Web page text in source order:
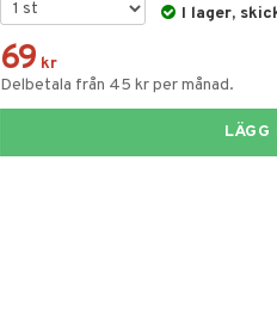
I lager,
69 kr
Delbetala från 45 kr per månad.
LÄGG